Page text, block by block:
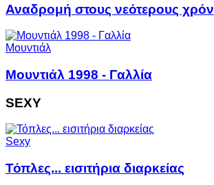
Αναδρομή στους νεότερους
Μουντιάλ
Μουντιάλ 1998 - Γαλλία
SEXY
Sexy
Τόπλες... εισιτήρια διαρκείας